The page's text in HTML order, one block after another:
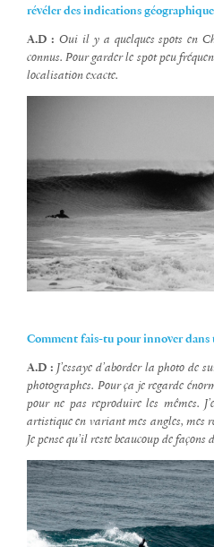
révéler des indications
A.D : Oui il y a quelques spots en
connus. Pour garder le spot peu
localisation exacte.
Comment fais-tu pour innover dans
A.D : J’essaye d’aborder la photo de
photographes. Pour ça je regarde
pour ne pas reproduire les mêmes.
artistique en variant mes angles, mes
Je pense qu’il reste beaucoup de